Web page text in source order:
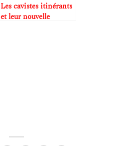
Les cavistes itinérants
et leur nouvelle